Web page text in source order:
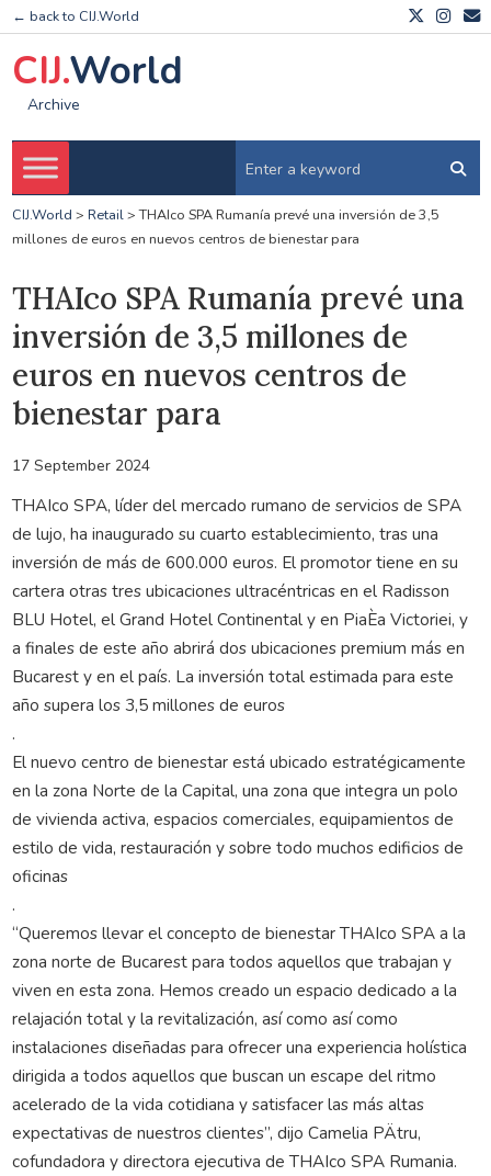
← back to CIJ.World
CIJ.World
Archive
CIJ.World > Retail>THAIco SPA Rumanía prevé una inversión de 3,5
millones de euros en nuevos centros de bienestar para
THAIco SPA Rumanía prevé una
inversión de 3,5 millones de
euros en nuevos centros de
bienestar para
17 September 2024
THAIco SPA, líder del mercado rumano de servicios de SPA
de lujo, ha inaugurado su cuarto establecimiento, tras una
inversión de más de 600.000 euros. El promotor tiene en su
cartera otras tres ubicaciones ultracéntricas en el Radisson
BLU Hotel, el Grand Hotel Continental y en PiaÈa Victoriei, y
a finales de este año abrirá dos ubicaciones premium más en
Bucarest y en el país. La inversión total estimada para este
año supera los 3,5 millones de euros
.
El nuevo centro de bienestar está ubicado estratégicamente
en la zona Norte de la Capital, una zona que integra un polo
de vivienda activa, espacios comerciales, equipamientos de
estilo de vida, restauración y sobre todo muchos edificios de
oficinas
.
“Queremos llevar el concepto de bienestar THAIco SPA a la
zona norte de Bucarest para todos aquellos que trabajan y
viven en esta zona. Hemos creado un espacio dedicado a la
relajación total y la revitalización, así como así como
instalaciones diseñadas para ofrecer una experiencia holística
dirigida a todos aquellos que buscan un escape del ritmo
acelerado de la vida cotidiana y satisfacer las más altas
expectativas de nuestros clientes”, dijo Camelia PÄtru,
cofundadora y directora ejecutiva de THAIco SPA Rumania.